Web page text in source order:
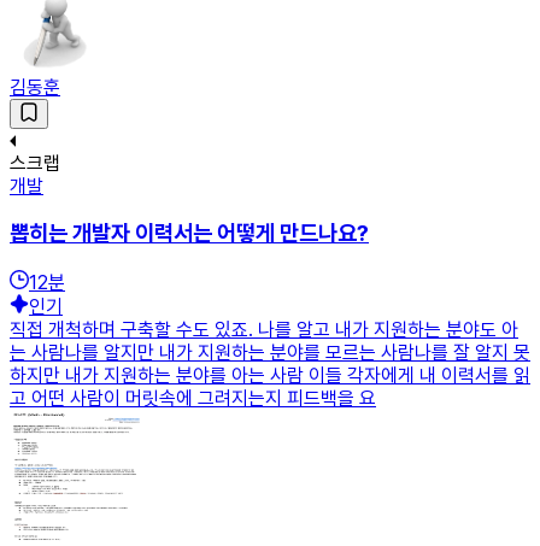
김동훈
스크랩
개발
뽑히는 개발자 이력서는 어떻게 만드나요?
12분
인기
직접 개척하며 구축할 수도 있죠. 나를 알고 내가 지원하는 분야도 아
는 사람나를 알지만 내가 지원하는 분야를 모르는 사람나를 잘 알지 못
하지만 내가 지원하는 분야를 아는 사람 이들 각자에게 내 이력서를 읽
고 어떤 사람이 머릿속에 그려지는지 피드백을 요